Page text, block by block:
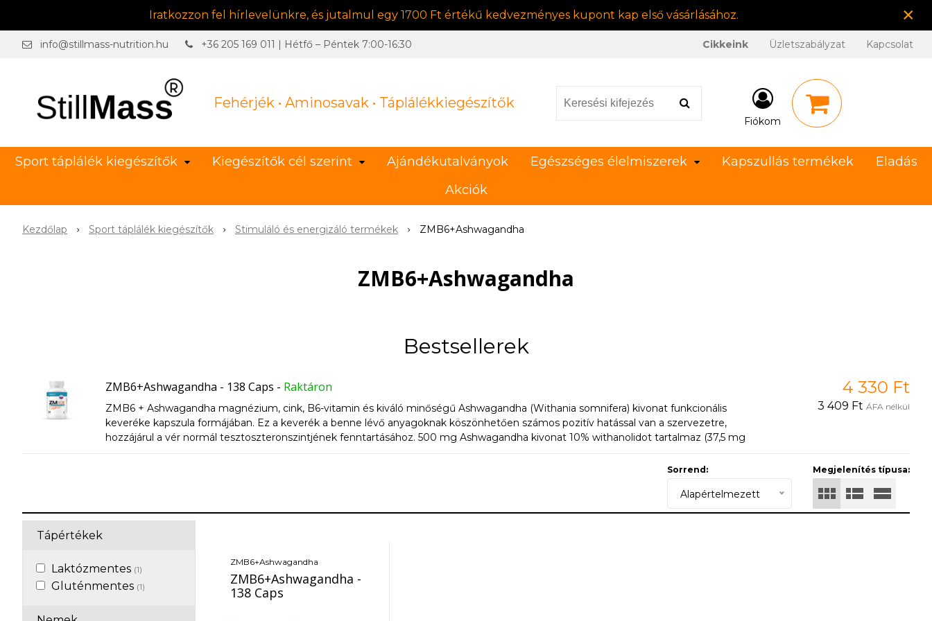
Iratkozzon fel hírlevelünkre, és jutalmul egy 1700 Ft értékű kedvezményes kupont kap első vásárlásához. ×
Fehérjék • Aminosavak • Táplálékkiegészítők
info@stillmass-nutrition.hu +36 205 169 011 | Hétfő – Péntek 7:00-16:30 Cikkeink Üzletszabályzat Kapcsolat
Fiókom
Sport táplálék kiegészítők Kiegészítők cél szerint Ajándékutalványok Egészséges élelmiszerek Kapszullás termékek
Eladás
Akciók
Kezdőlap Sport táplálék kiegészítők Stimuláló és energizáló termékek ZMB6+Ashwagandha
ZMB6+Ashwagandha
Bestsellerek
ZMB6+Ashwagandha - 138 Caps - Raktáron
ZMB6 + Ashwagandha magnézium, cink, B6-vitamin és kiváló minőségű Ashwagandha (Withania somnifera) kivonat funkcionális
keveréke kapszula formájában. Ez a keverék a benne lévő anyagoknak köszönhetően számos pozitív hatással van a szervezetre,
hozzájárul a vér normál tesztoszteronszintjének fenntartásához. 500 mg Ashwagandha kivonat 10% withanolidot tartalmaz (37,5 mg
4 330 Ft
3 409 Ft ÁFA nélkül
Megjelenítés típusa:
Sorrend:
Alapértelmezett
Tápértékek
Laktózmentes (1)
Gluténmentes (1)
ZMB6+Ashwagandha
ZMB6+Ashwagandha -
138 Caps